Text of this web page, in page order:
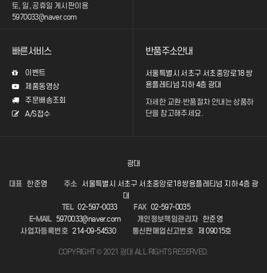
토, 일, 공휴일 게시판이용
5970033@naver.com
빠른서비스
이벤트
제품동영상
주문배송조회
A/S접수
반품주소안내
서울특별시 서초구 서초중앙로18 쌍
용플레티넘 지하 4층 광대
자세한 교환·반품절차 안내는상품하
단을 참고해주세요.
광대
대표 한준영 주소 서울특별시 서초구 서초중앙로18 쌍용플레티넘 지하 4층 광
대
TEL 02-597-0033 FAX 02-597-0035
E-MAIL 5970033@naver.com 개인정보책임관리자 한준영
사업자등록번호 214-09-54530 통신판매업신고번호 제 09015호
COPYRIGHT © 2021 광대 ALL RIGHTS RESERVED.